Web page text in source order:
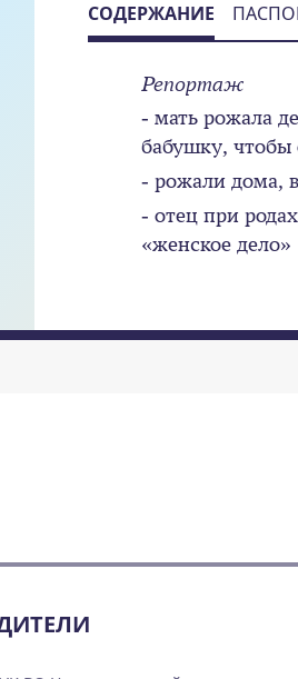
СОДЕРЖАНИЕ
Репортаж
- мать рожала
бабушку, чтобы
- рожали дома,
- отец при
«женское дело»